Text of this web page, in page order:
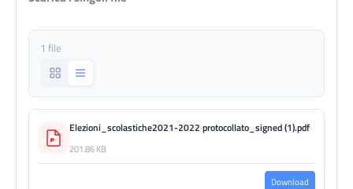
1 file
Elezioni_scolastiche2021-2022 protocollato_signed (1).pdf
201.86 KB
Download